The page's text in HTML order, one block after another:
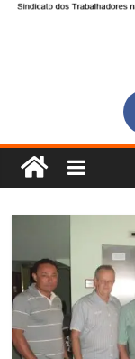
Central Sindical de